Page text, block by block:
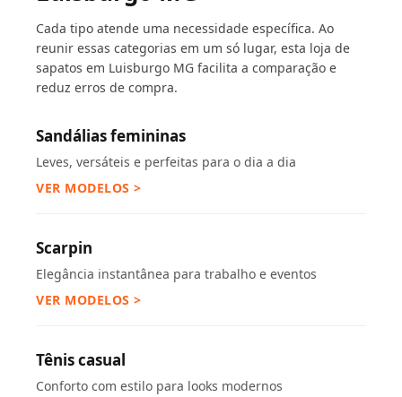
Cada tipo atende uma necessidade específica. Ao
reunir essas categorias em um só lugar, esta loja de
sapatos em Luisburgo MG facilita a comparação e
reduz erros de compra.
Sandálias femininas
Leves, versáteis e perfeitas para o dia a dia
VER MODELOS >
Scarpin
Elegância instantânea para trabalho e eventos
VER MODELOS >
Tênis casual
Conforto com estilo para looks modernos